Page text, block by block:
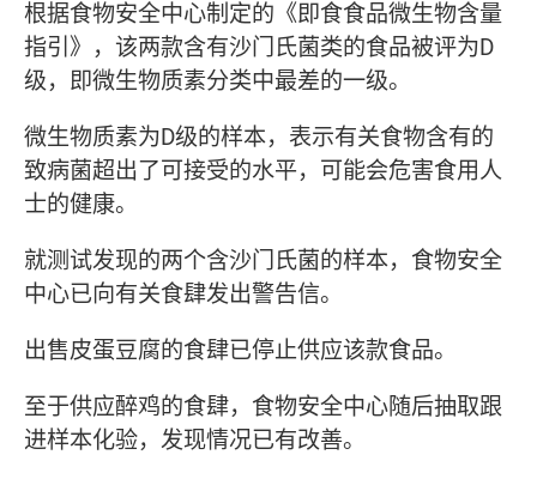
根据食物安全中心制定的《即食食品微生物含量
指引》，该两款含有沙门氏菌类的食品被评为D
级，即微生物质素分类中最差的一级。
微生物质素为D级的样本，表示有关食物含有的
致病菌超出了可接受的水平，可能会危害食用人
士的健康。
就测试发现的两个含沙门氏菌的样本，食物安全
中心已向有关食肆发出警告信。
出售皮蛋豆腐的食肆已停止供应该款食品。
至于供应醉鸡的食肆，食物安全中心随后抽取跟
进样本化验，发现情况已有改善。